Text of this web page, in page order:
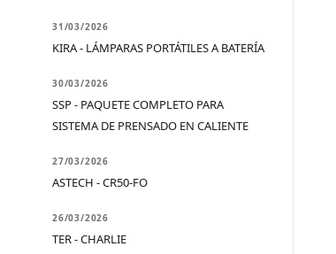
31/03/2026
KIRA - LÁMPARAS PORTÁTILES A BATERÍA
30/03/2026
SSP - PAQUETE COMPLETO PARA
SISTEMA DE PRENSADO EN CALIENTE
27/03/2026
ASTECH - CR50-FO
26/03/2026
TER - CHARLIE